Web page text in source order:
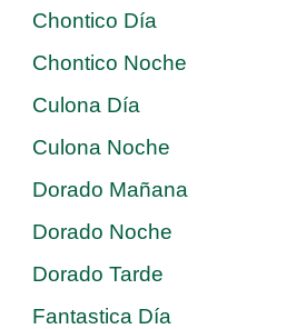
Chontico Día
Chontico Noche
Culona Día
Culona Noche
Dorado Mañana
Dorado Noche
Dorado Tarde
Fantastica Día